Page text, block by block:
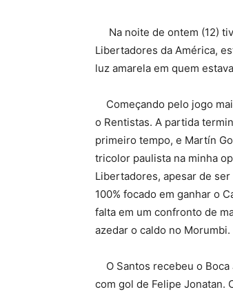
Na noite de ontem (12)
Libertadores da América,
luz amarela em quem
Começando pelo jogo
o Rentistas. A partida
primeiro tempo, e Martín
tricolor paulista na minha
Libertadores, apesar de
100% focado em ganhar o
falta em um confronto de
azedar o caldo no Morumbi.
O Santos recebeu o Boca
com gol de Felipe Jonatan.